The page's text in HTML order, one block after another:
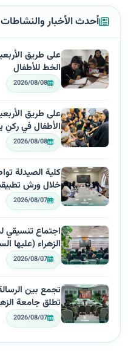
أحدث الأخبار والنشاطات
على طريق
الخط للأطفال
2026/08/08
على طريق
الأطفال في ركنٍ
2026/08/08
كلية الصيدلة
خلال ورش
2026/08/07
اجتماع تنسيقي
الزهراء (عليها
2026/08/07
تجمع بين
تطلق جامعة
2026/08/07